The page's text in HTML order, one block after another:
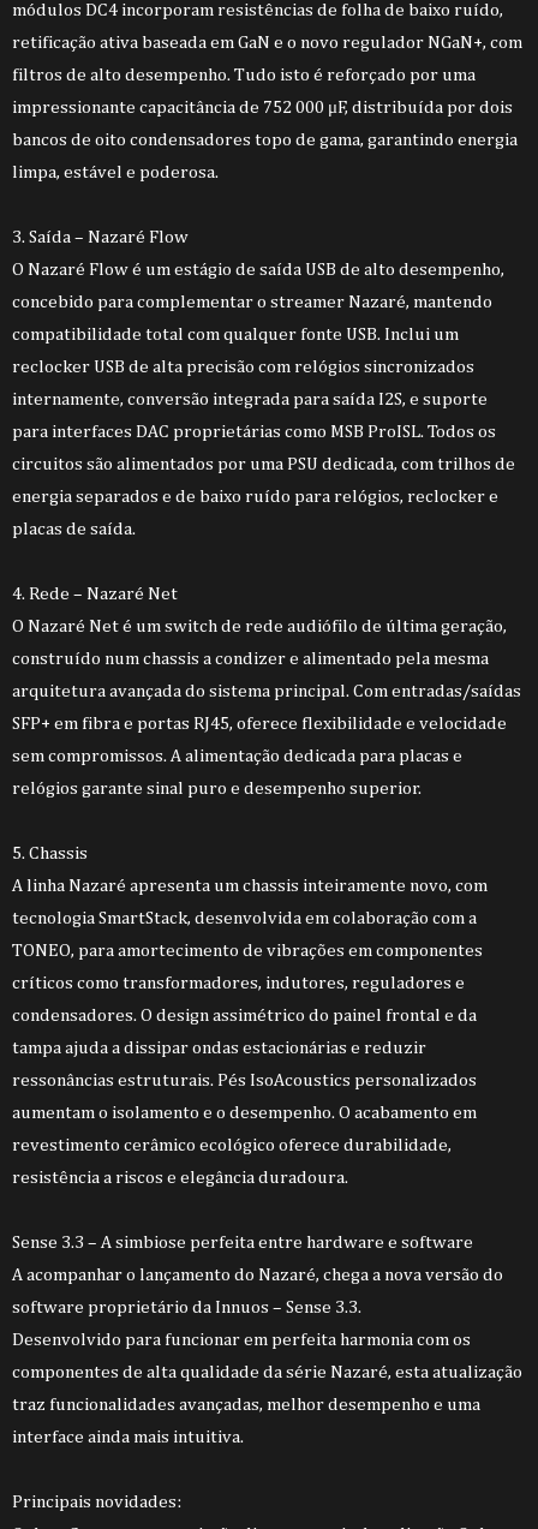
módulos DC4 incorporam resistências de folha de baixo ruído,
retificação ativa baseada em GaN e o novo regulador NGaN+, com
filtros de alto desempenho. Tudo isto é reforçado por uma
impressionante capacitância de 752 000 μF, distribuída por dois
bancos de oito condensadores topo de gama, garantindo energia
limpa, estável e poderosa.
3. Saída – Nazaré Flow
O Nazaré Flow é um estágio de saída USB de alto desempenho,
concebido para complementar o streamer Nazaré, mantendo
compatibilidade total com qualquer fonte USB. Inclui um
reclocker USB de alta precisão com relógios sincronizados
internamente, conversão integrada para saída I2S, e suporte
para interfaces DAC proprietárias como MSB ProISL. Todos os
circuitos são alimentados por uma PSU dedicada, com trilhos de
energia separados e de baixo ruído para relógios, reclocker e
placas de saída.
4. Rede – Nazaré Net
O Nazaré Net é um switch de rede audiófilo de última geração,
construído num chassis a condizer e alimentado pela mesma
arquitetura avançada do sistema principal. Com entradas/saídas
SFP+ em fibra e portas RJ45, oferece flexibilidade e velocidade
sem compromissos. A alimentação dedicada para placas e
relógios garante sinal puro e desempenho superior.
5. Chassis
A linha Nazaré apresenta um chassis inteiramente novo, com
tecnologia SmartStack, desenvolvida em colaboração com a
TONEO, para amortecimento de vibrações em componentes
críticos como transformadores, indutores, reguladores e
condensadores. O design assimétrico do painel frontal e da
tampa ajuda a dissipar ondas estacionárias e reduzir
ressonâncias estruturais. Pés IsoAcoustics personalizados
aumentam o isolamento e o desempenho. O acabamento em
revestimento cerâmico ecológico oferece durabilidade,
resistência a riscos e elegância duradoura.
Sense 3.3 – A simbiose perfeita entre hardware e software
A acompanhar o lançamento do Nazaré, chega a nova versão do
software proprietário da Innuos – Sense 3.3.
Desenvolvido para funcionar em perfeita harmonia com os
componentes de alta qualidade da série Nazaré, esta atualização
traz funcionalidades avançadas, melhor desempenho e uma
interface ainda mais intuitiva.
Principais novidades: